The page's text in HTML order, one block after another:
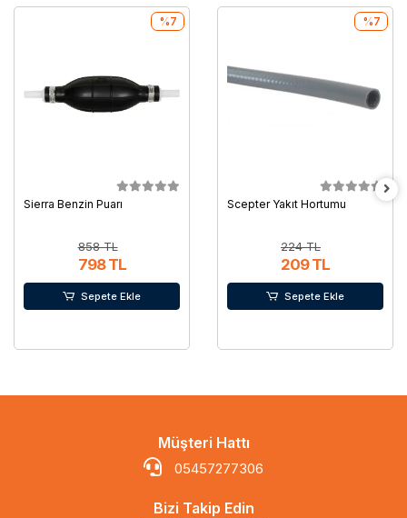
Sierra Benzin Puarı
858 TL
798 TL
%7
Sepete Ekle
Scepter Yakıt Hortumu
224 TL
209 TL
%7
Sepete Ekle
Müşteri Hattı
05457277306
Bizi Takip Edin